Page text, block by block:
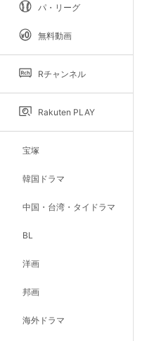
パ・リーグ
無料動画
Rチャンネル
Rakuten PLAY
宝塚
韓国ドラマ
中国・台湾・タイドラマ
BL
洋画
邦画
海外ドラマ